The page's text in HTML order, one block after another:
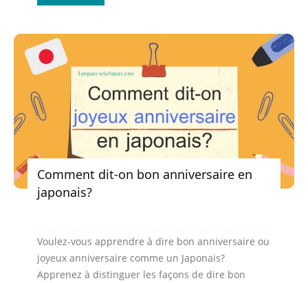
Comment dit-on bon anniversaire en
japonais?
Voulez-vous apprendre à dire bon anniversaire ou
joyeux anniversaire comme un Japonais?
Apprenez à distinguer les façons de dire bon